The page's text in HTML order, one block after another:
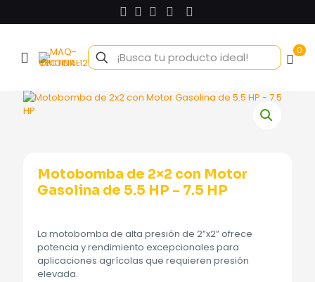
0
Motobomba de 2×2 con Motor
Gasolina de 5.5 HP – 7.5 HP
La motobomba de alta presión de 2”x2” ofrece
potencia y rendimiento excepcionales para
aplicaciones agrícolas que requieren presión
elevada.